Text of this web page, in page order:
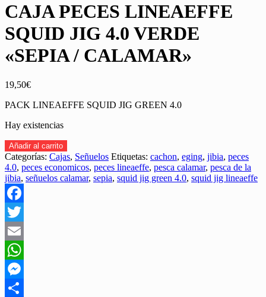
CAJA PECES LINEAEFFE
SQUID JIG 4.0 VERDE
«SEPIA / CALAMAR»
19,50€
PACK LINEAEFFE SQUID JIG GREEN 4.0
Hay existencias
CAJA
PECES
LINEAEFFE
SQUID
JIG
4.0
VERDE
"SEPIA
CALAMAR"
cantidad
Añadir al carrito
Categorías: Cajas, Señuelos Etiquetas: cachon, eging, jibia, peces
4.0, peces economicos, peces lineaeffe, pesca calamar, pesca de la
jibia, señuelos calamar, sepia, squid jig green 4.0, squid jig lineaeffe
Facebook
Twitter
Email
WhatsApp
Messenger